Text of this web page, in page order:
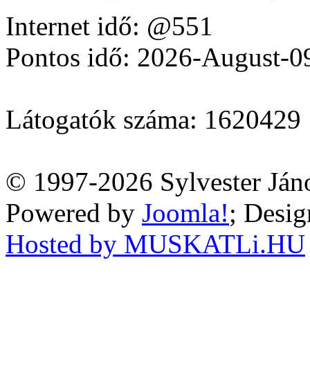
Internet idő: @551
Pontos idő: 2026-August-
Látogatók száma: 1620429
© 1997-2026 Sylvester
Powered by Joomla!;
Hosted by MUSKATLi.HU